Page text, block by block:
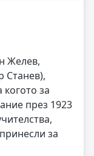
Желев,
Станев),
за
през 1923
за